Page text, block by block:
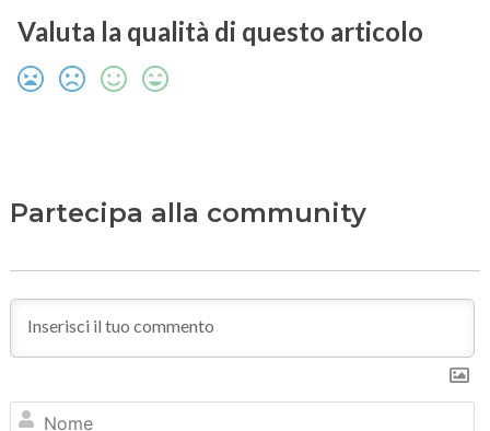
Valuta la qualità di questo articolo
Partecipa alla community